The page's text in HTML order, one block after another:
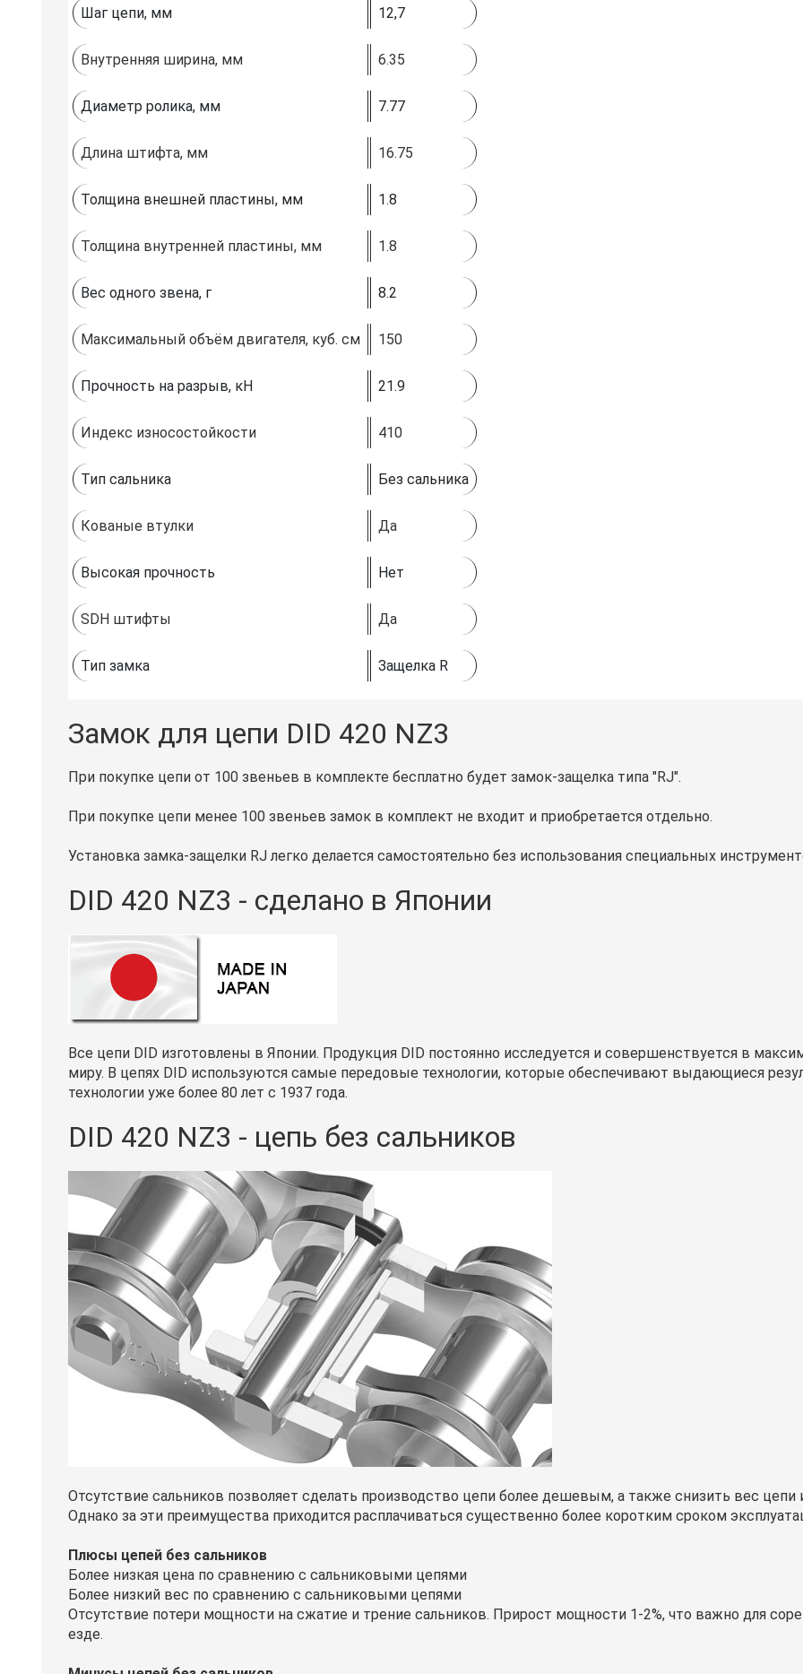
Шаг цепи, мм 12,7
Внутренняя ширина, мм 6.35
Диаметр ролика, мм 7.77
Длина штифта, мм 16.75
Толщина внешней пластины, мм 1.8
Толщина внутренней пластины, мм 1.8
Вес одного звена, г 8.2
Максимальный объём двигателя, куб. см 150
Прочность на разрыв, кН 21.9
Индекс износостойкости 410
Тип сальника Без сальника
Кованые втулки Да
Высокая прочность Нет
SDH штифты Да
Тип замка Защелка R
Замок для цепи DID 420 NZ3
При покупке цепи от 100 звеньев в комплекте бесплатно будет замок-защелка типа "RJ".
При покупке цепи менее 100 звеньев замок в комплект не входит и приобретается отдельно.
Установка замка-защелки RJ легко делается самостоятельно без использования специальных
DID 420 NZ3 - сделано в Японии
Все цепи DID изготовлены в Японии. Продукция DID постоянно исследуется и совершенствуется в
миру. В цепях DID используются самые передовые технологии, которые обеспечивают выдающиеся
технологии уже более 80 лет с 1937 года.
DID 420 NZ3 - цепь без сальников
Отсутствие сальников позволяет сделать производство цепи более дешевым, а также снизить вес
Однако за эти преимущества приходится расплачиваться существенно более коротким сроком
Плюсы цепей без сальников
Более низкая цена по сравнению с сальниковыми цепями
Более низкий вес по сравнению с сальниковыми цепями
Отсутствие потери мощности на сжатие и трение сальников. Прирост мощности 1-2%, что важно для
езде.